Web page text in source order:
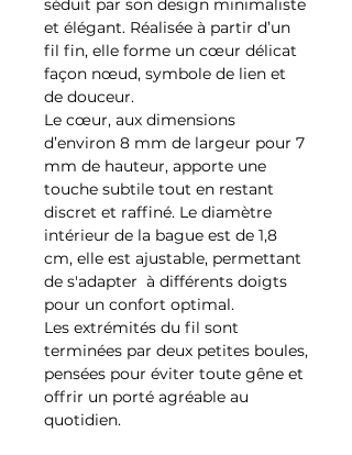
et élégant. Réalisée à partir d’un
fil fin, elle forme un cœur délicat
façon nœud, symbole de lien et
de douceur.
Le cœur, aux dimensions
d’environ 8 mm de largeur pour 7
mm de hauteur, apporte une
touche subtile tout en restant
discret et raffiné. Le diamètre
intérieur de la bague est de 1,8
cm, elle est ajustable, permettant
de s'adapter à différents doigts
pour un confort optimal.
Les extrémités du fil sont
terminées par deux petites boules,
pensées pour éviter toute gêne et
offrir un porté agréable au
quotidien.